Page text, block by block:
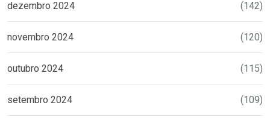
dezembro 2024 (142)
novembro 2024 (120)
outubro 2024 (115)
setembro 2024 (109)